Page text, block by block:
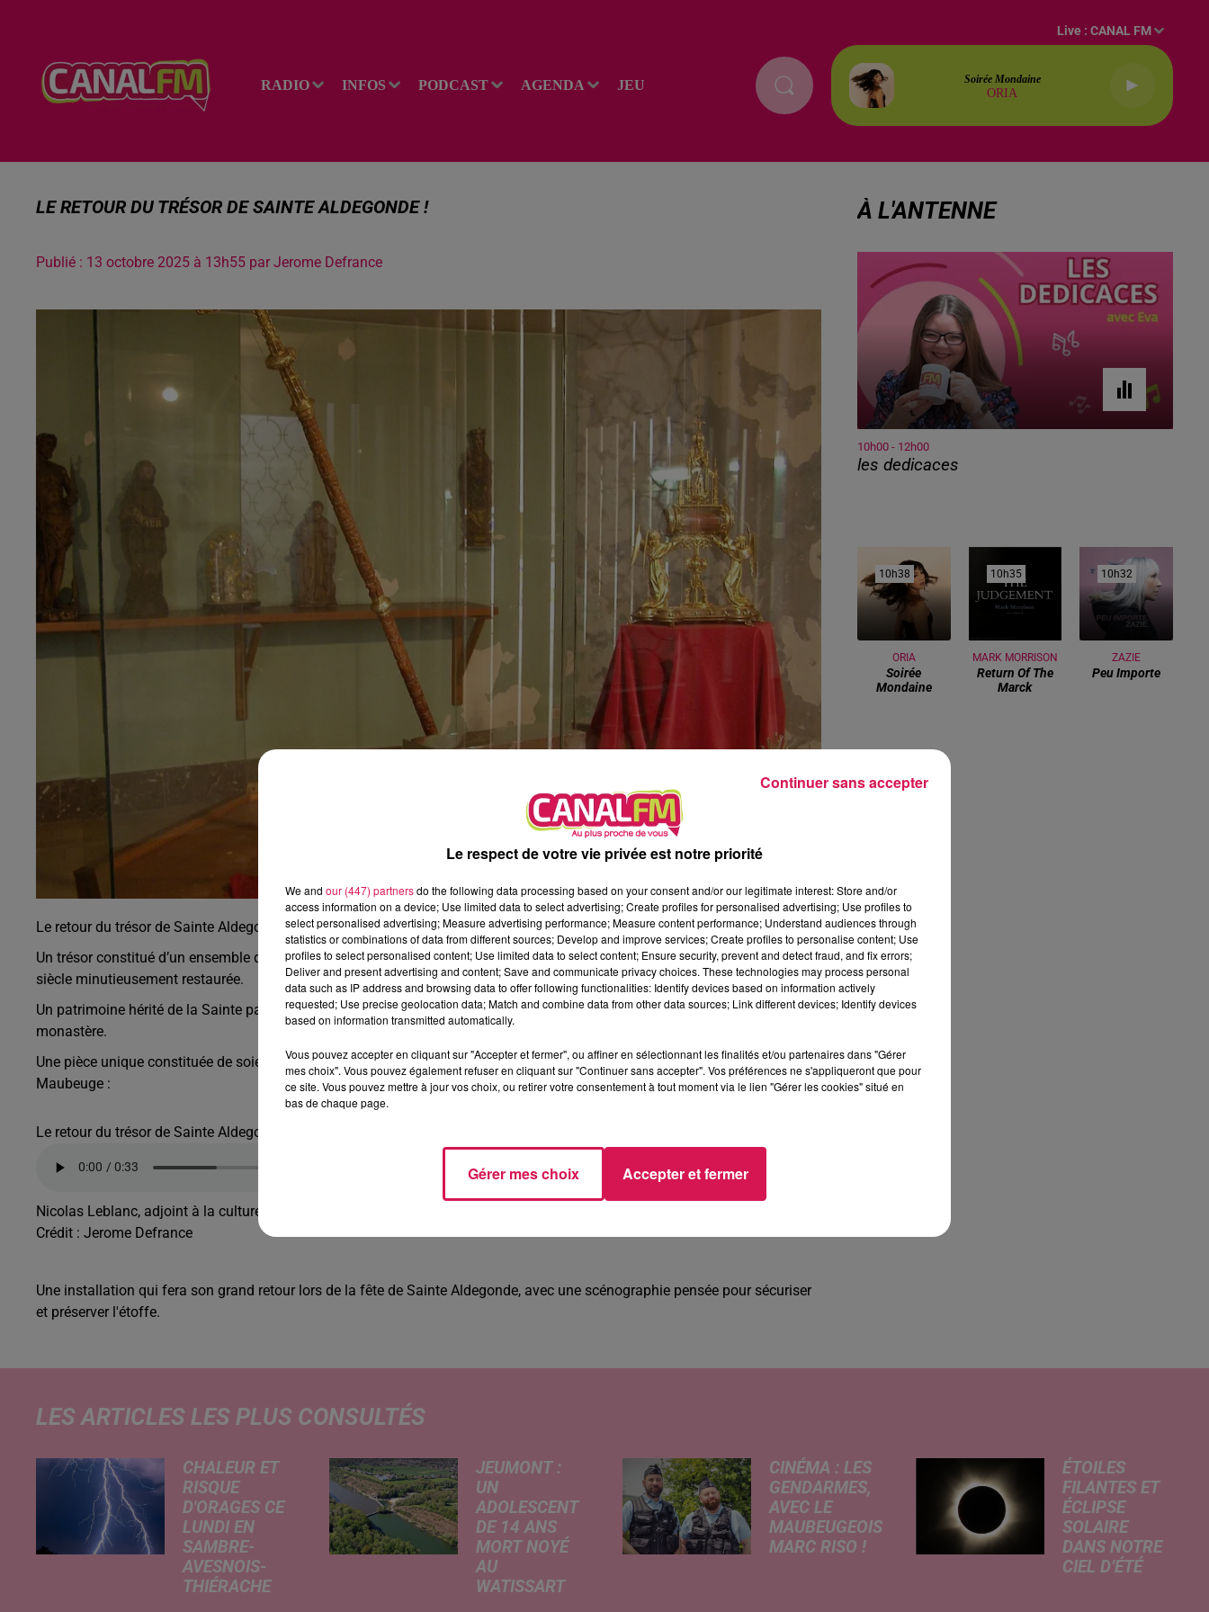
RADIO INFOS PODCAST AGENDA JEU
Live :CANAL FM
Soirée Mondaine
ORIA
LE RETOUR DU TRÉSOR DE SAINTE ALDEGONDE !
Publié : 13 octobre 2025 à 13h55 par Jerome Defrance
Le retour du trésor de Sainte Aldegonde aura bientôt lieu à la chapelle Saint-Pierre Saint-Paul de Maubeuge !
Un trésor constitué d’un ensemble de pièces qui se composent de plusieurs objets de culte avec une chasuble du XVIII ème
siècle minutieusement restaurée.
Un patrimoine hérité de la Sainte patronne de Maubeuge qui a fondée la Ville au VII ème siècle avec l'édification d'un
monastère.
Une pièce unique constituée de soie, de cuir et de feuilles d'or, comme l’évoque Nicolas Leblanc, adjoint à la culture de
Maubeuge :
Le retour du trésor de Sainte Aldegonde
Nicolas Leblanc, adjoint à la culture de Maubeuge
Crédit : Jerome Defrance
Une installation qui fera son grand retour lors de la fête de Sainte Aldegonde, avec une scénographie pensée pour sécuriser
et préserver l'étoffe.
À L'ANTENNE
Les hits de Canal FM Les années Vinyle
10h00 - 12h00
les dedicaces
10h38
10h38
ORIA
Soirée
Mondaine
10h35
10h35
MARK MORRISON
Return Of The
Marck
10h32
10h32
ZAZIE
Peu Importe
LES ARTICLES LES PLUS CONSULTÉS
CHALEUR ET
RISQUE
D'ORAGES CE
LUNDI EN
SAMBRE-
AVESNOIS-
THIÉRACHE
JEUMONT :
UN
ADOLESCENT
DE 14 ANS
MORT NOYÉ
AU
WATISSART
CINÉMA : LES
GENDARMES,
AVEC LE
MAUBEUGEOIS
MARC RISO !
ÉTOILES
FILANTES ET
ÉCLIPSE
SOLAIRE
DANS NOTRE
CIEL D’ÉTÉ
Le respect de votre vie privée est notre priorité
We and our (447) partnersdo the following data processing based on your consent and/or our legitimate interest: Store and/or
access information on a device; Use limited data to select advertising; Create profiles for personalised advertising; Use profiles to
select personalised advertising; Measure advertising performance; Measure content performance; Understand audiences through
statistics or combinations of data from different sources; Develop and improve services; Create profiles to personalise content; Use
profiles to select personalised content; Use limited data to select content; Ensure security, prevent and detect fraud, and fix errors;
Deliver and present advertising and content; Save and communicate privacy choices. These technologies may process personal
data such as IP address and browsing data to offer following functionalities: Identify devices based on information actively
requested; Use precise geolocation data; Match and combine data from other data sources; Link different devices; Identify devices
based on information transmitted automatically.
Vous pouvez accepter en cliquant sur "Accepter et fermer", ou affiner en sélectionnant les finalités et/ou partenaires dans "Gérer
mes choix". Vous pouvez également refuser en cliquant sur "Continuer sans accepter". Vos préférences ne s'appliqueront que pour
ce site. Vous pouvez mettre à jour vos choix, ou retirer votre consentement à tout moment via le lien "Gérer les cookies" situé en
bas de chaque page.
Gérer mes choix Accepter et fermer
Continuer sans accepter